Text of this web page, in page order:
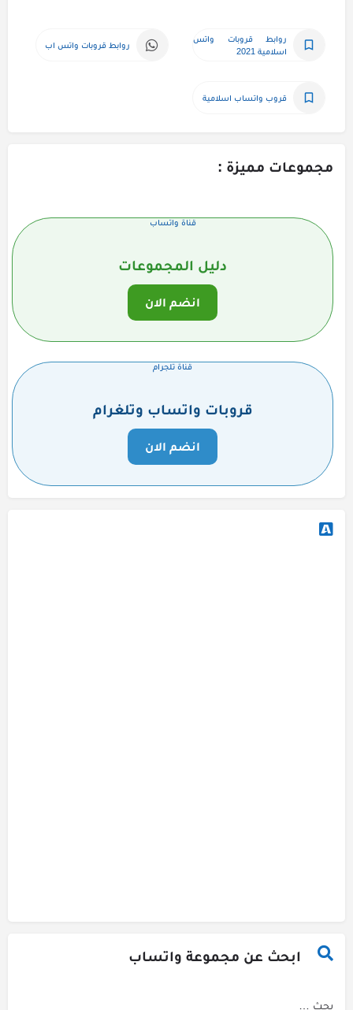
اسلامية 2021
روابط قروبات واتس اب
قروب واتساب اسلامية
مجموعات مميزة :
قناة واتساب
دليل المجموعات
انضم الان
قناة تلجرام
قروبات واتساب وتلغرام
انضم الان
ابحث عن مجموعة واتساب